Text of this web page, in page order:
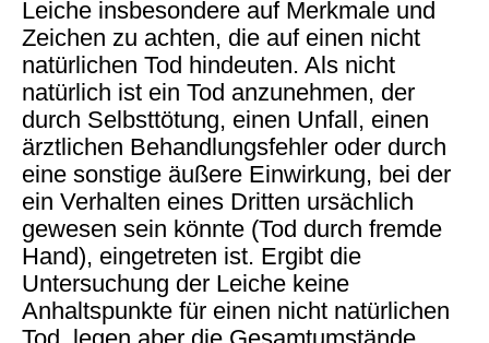
Leiche insbesondere auf Merkmale und
Zeichen zu achten, die auf einen nicht
natürlichen Tod hindeuten. Als nicht
natürlich ist ein Tod anzunehmen, der
durch Selbsttötung, einen Unfall, einen
ärztlichen Behandlungsfehler oder durch
eine sonstige äußere Einwirkung, bei der
ein Verhalten eines Dritten ursächlich
gewesen sein könnte (Tod durch fremde
Hand), eingetreten ist. Ergibt die
Untersuchung der Leiche keine
Anhaltspunkte für einen nicht natürlichen